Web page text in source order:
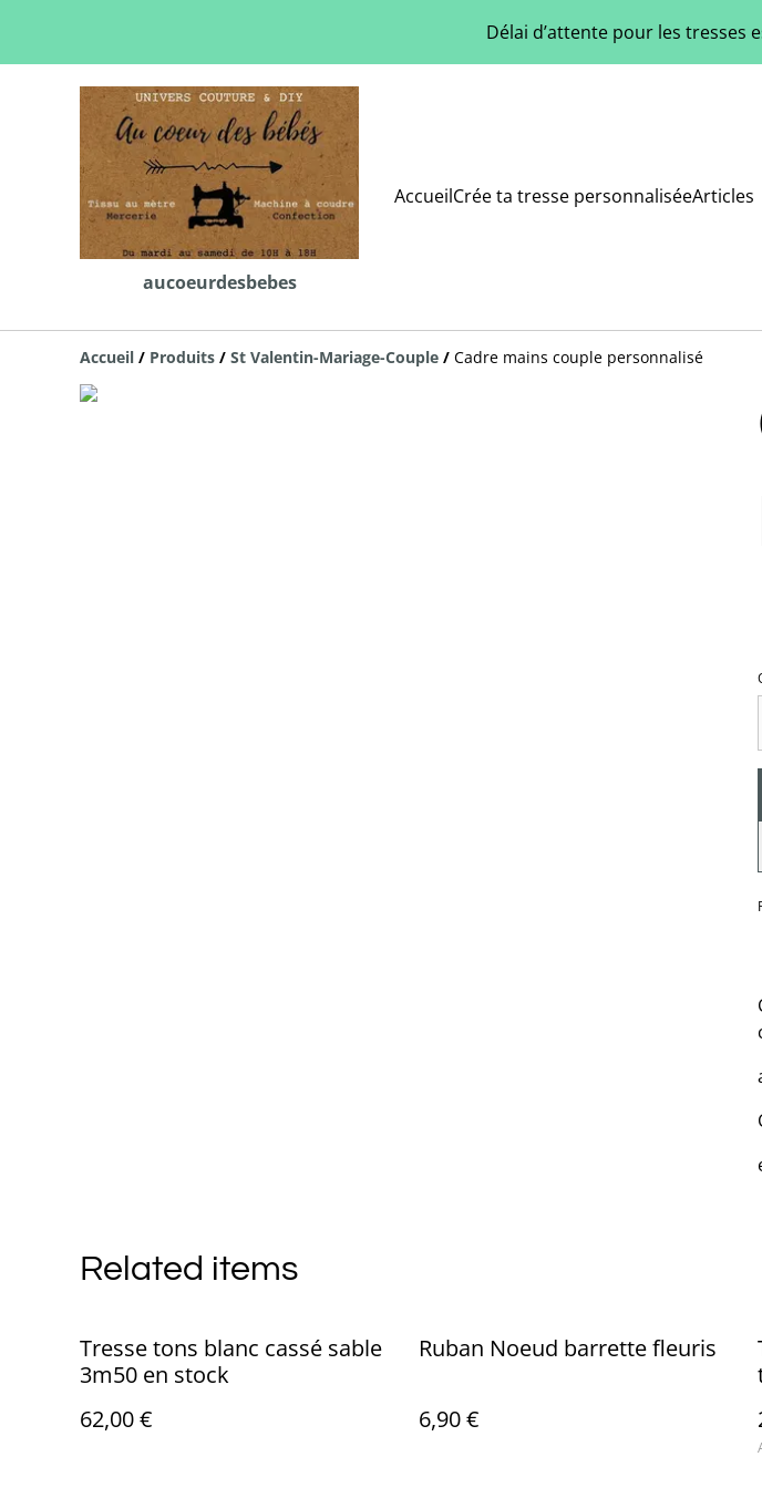
Délai d’attente pour les tresses
aucoeurdesbebes
AccueilCrée ta tresse personnaliséeArticles
Accueil / Produits / St Valentin-Mariage-Couple / Cadre mains couple personnalisé
Related items
Tresse tons blanc cassé sable
3m50 en stock
62,00 €
Ruban Noeud barrette fleuris
6,90 €